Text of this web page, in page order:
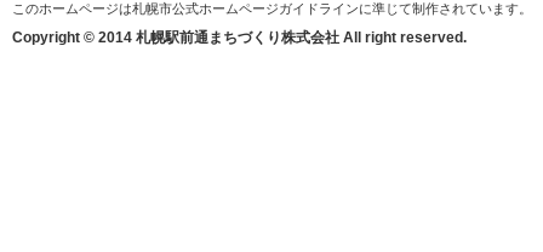
このホームページは札幌市公式ホームページガイドラインに準じて制作されています。
Copyright © 2014 札幌駅前通まちづくり株式会社 All right reserved.